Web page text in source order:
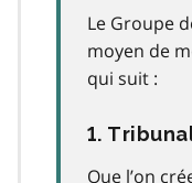
Le Groupe
moyen de
qui suit :
1.
Que l’on